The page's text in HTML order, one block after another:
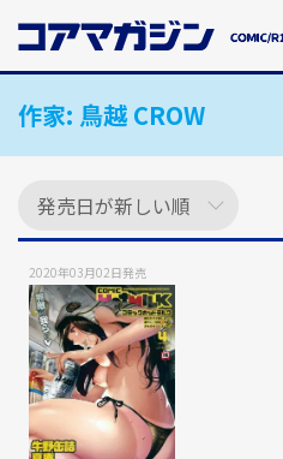
ン
作家: 鳥越 CROW
2020年03月02日発売